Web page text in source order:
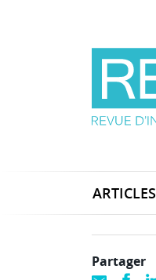
ARTICLES
Partager